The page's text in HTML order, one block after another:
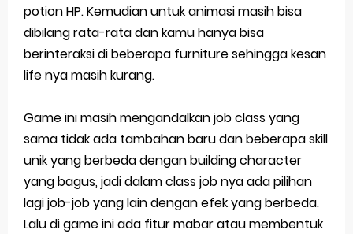
potion HP. Kemudian untuk animasi masih bisa
dibilang rata-rata dan kamu hanya bisa
berinteraksi di beberapa furniture sehingga kesan
life nya masih kurang.
Game ini masih mengandalkan job class yang
sama tidak ada tambahan baru dan beberapa skill
unik yang berbeda dengan building character
yang bagus, jadi dalam class job nya ada pilihan
lagi job-job yang lain dengan efek yang berbeda.
Lalu di game ini ada fitur mabar atau membentuk